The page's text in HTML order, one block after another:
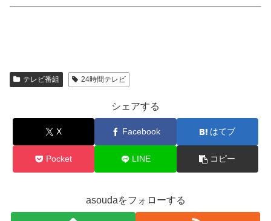
テレビ番組 24時間テレビ
シェアする
X Facebook はてブ
Pocket LINE コピー
asoudaをフォローする